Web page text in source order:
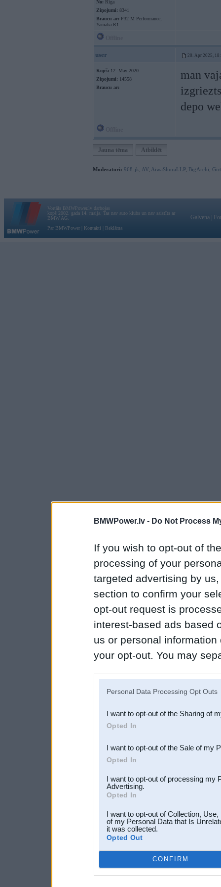
BMWPower.lv - Do Not Process
If you wish to opt-out of
processing of your
targeted advertising by
section to confirm your
opt-out request is
interest-based ads based
us or personal
your opt-out. You may
Downstream Participants
third parties.
Personal Data Processing Opt Outs
I want to opt-out of the Sharing of
Opted In
I want to opt-out of the Sale of my
Opted In
I want to opt-out of processing my
Advertising.
Opted In
I want to opt-out of Collection,
of my Personal Data that Is
it was collected.
Opted Out
CONFIRM
No: Rīga
Ziņojumi: 8341
Braucu ar: F32 M Performance,
Yamaha R1
user 20. Apr 2025,
Kopš: 12. May 2020
Ziņojumi: 14558
Braucu ar:
man
depo
Jauna tēma Atbildēt
Moderatori: 968-jk AV AiwaShuraLLP, BigArchi
Vortāls BMWPower.lv darbojas
kopš 2002. gada 14. maija. Tas nav auto klubs un nav saistīts ar
BMW AG.
Par BMWPower
Kontakti Reklāma
Galvena